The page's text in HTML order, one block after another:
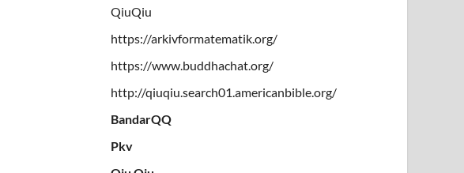
QiuQiu
https://arkivformatematik.org/
https://www.buddhachat.org/
http://qiuqiu.search01.americanbible.org/
BandarQQ
Pkv